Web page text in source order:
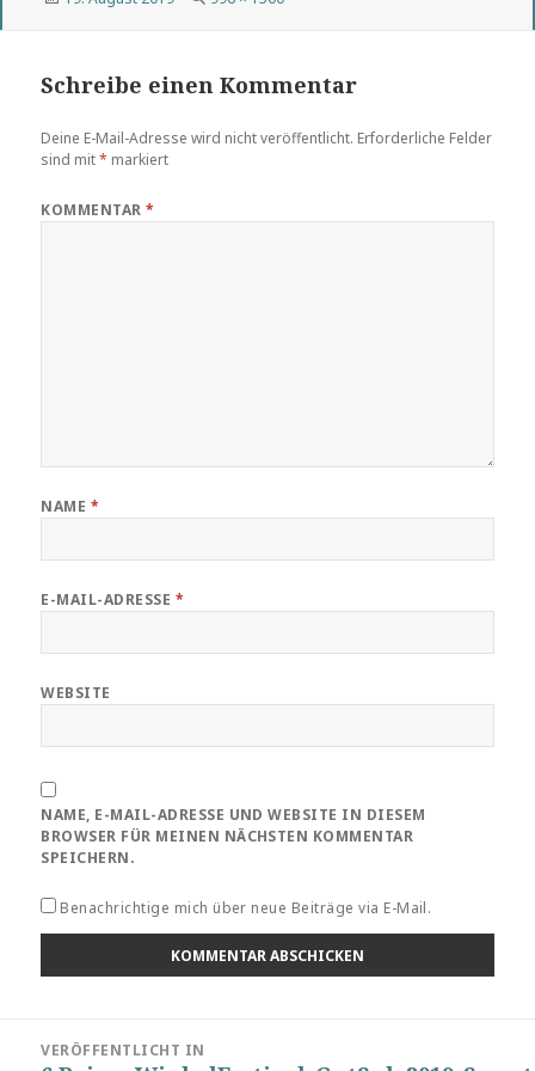
Schreibe einen Kommentar
Deine E-Mail-Adresse wird nicht veröffentlicht. Erforderliche Felder
sind mit* markiert
KOMMENTAR*
NAME *
E-MAIL-ADRESSE *
WEBSITE
NAME, E-MAIL-ADRESSE UND WEBSITE IN DIESEM
BROWSER FÜR MEINEN NÄCHSTEN KOMMENTAR
SPEICHERN.
Benachrichtige mich über neue Beiträge via E-Mail.
VERÖFFENTLICHT IN